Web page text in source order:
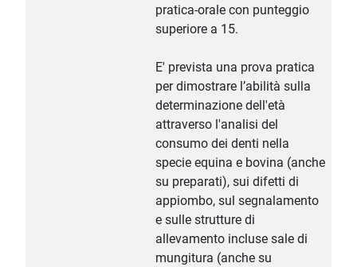
pratica-orale con punteggio
superiore a 15.
E' prevista una prova pratica
per dimostrare l’abilità sulla
determinazione dell'età
attraverso l'analisi del
consumo dei denti nella
specie equina e bovina (anche
su preparati), sui difetti di
appiombo, sul segnalamento
e sulle strutture di
allevamento incluse sale di
mungitura (anche su